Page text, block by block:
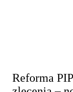
Reforma